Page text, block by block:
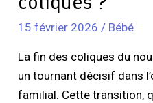
15 février 2026/ Bébé
La fin des coliques du
un tournant décisif dans
familial. Cette transition,